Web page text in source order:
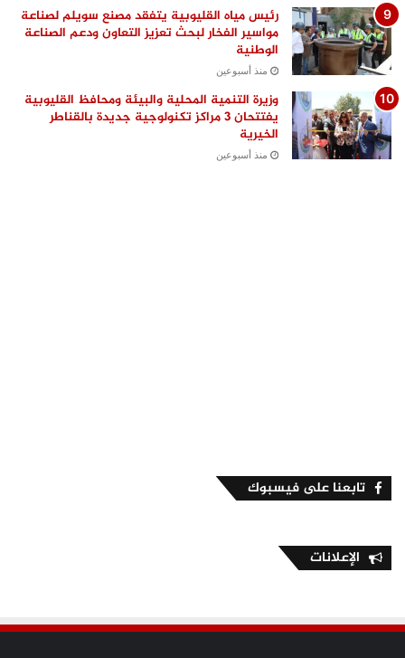
رئيس مياه القليوبية يتفقد مصنع سويلم لصناعة
مواسير الفخار لبحث تعزيز التعاون ودعم الصناعة
الوطنية
منذ أسبوعين
وزيرة التنمية المحلية والبيئة ومحافظ القليوبية
يفتتحان 3 مراكز تكنولوجية جديدة بالقناطر
الخيرية
منذ أسبوعين
تابعنا على فيسبوك
الإعلانات